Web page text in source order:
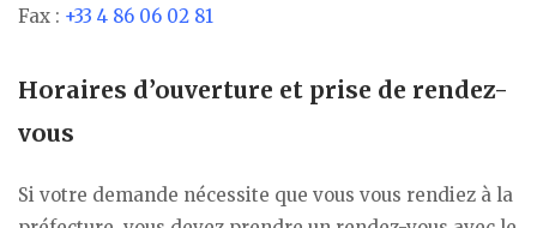
Fax : +33 4 86 06 02 81
Horaires d’ouverture et prise de rendez-
vous
Si votre demande nécessite que vous vous rendiez à la